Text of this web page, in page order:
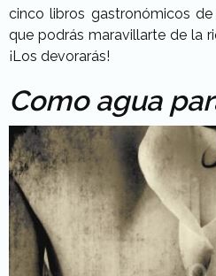
cinco libros gastronómicos
que podrás maravillarte de la
¡Los devorarás!
Como agua